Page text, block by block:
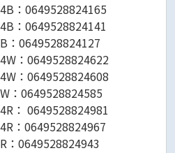
：0649528824165
：0649528824141
：0649528824127
：0649528824622
：0649528824608
：0649528824585
： 0649528824981
：0649528824967
：0649528824943